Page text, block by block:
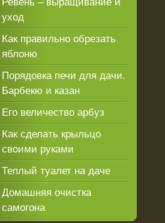
уход
Как правильно обрезать
яблоню
Порядовка печи для дачи.
Барбекю и казан
Его величество арбуз
Как сделать крыльцо
своими руками
Теплый туалет на даче
Домашняя очистка
самогона